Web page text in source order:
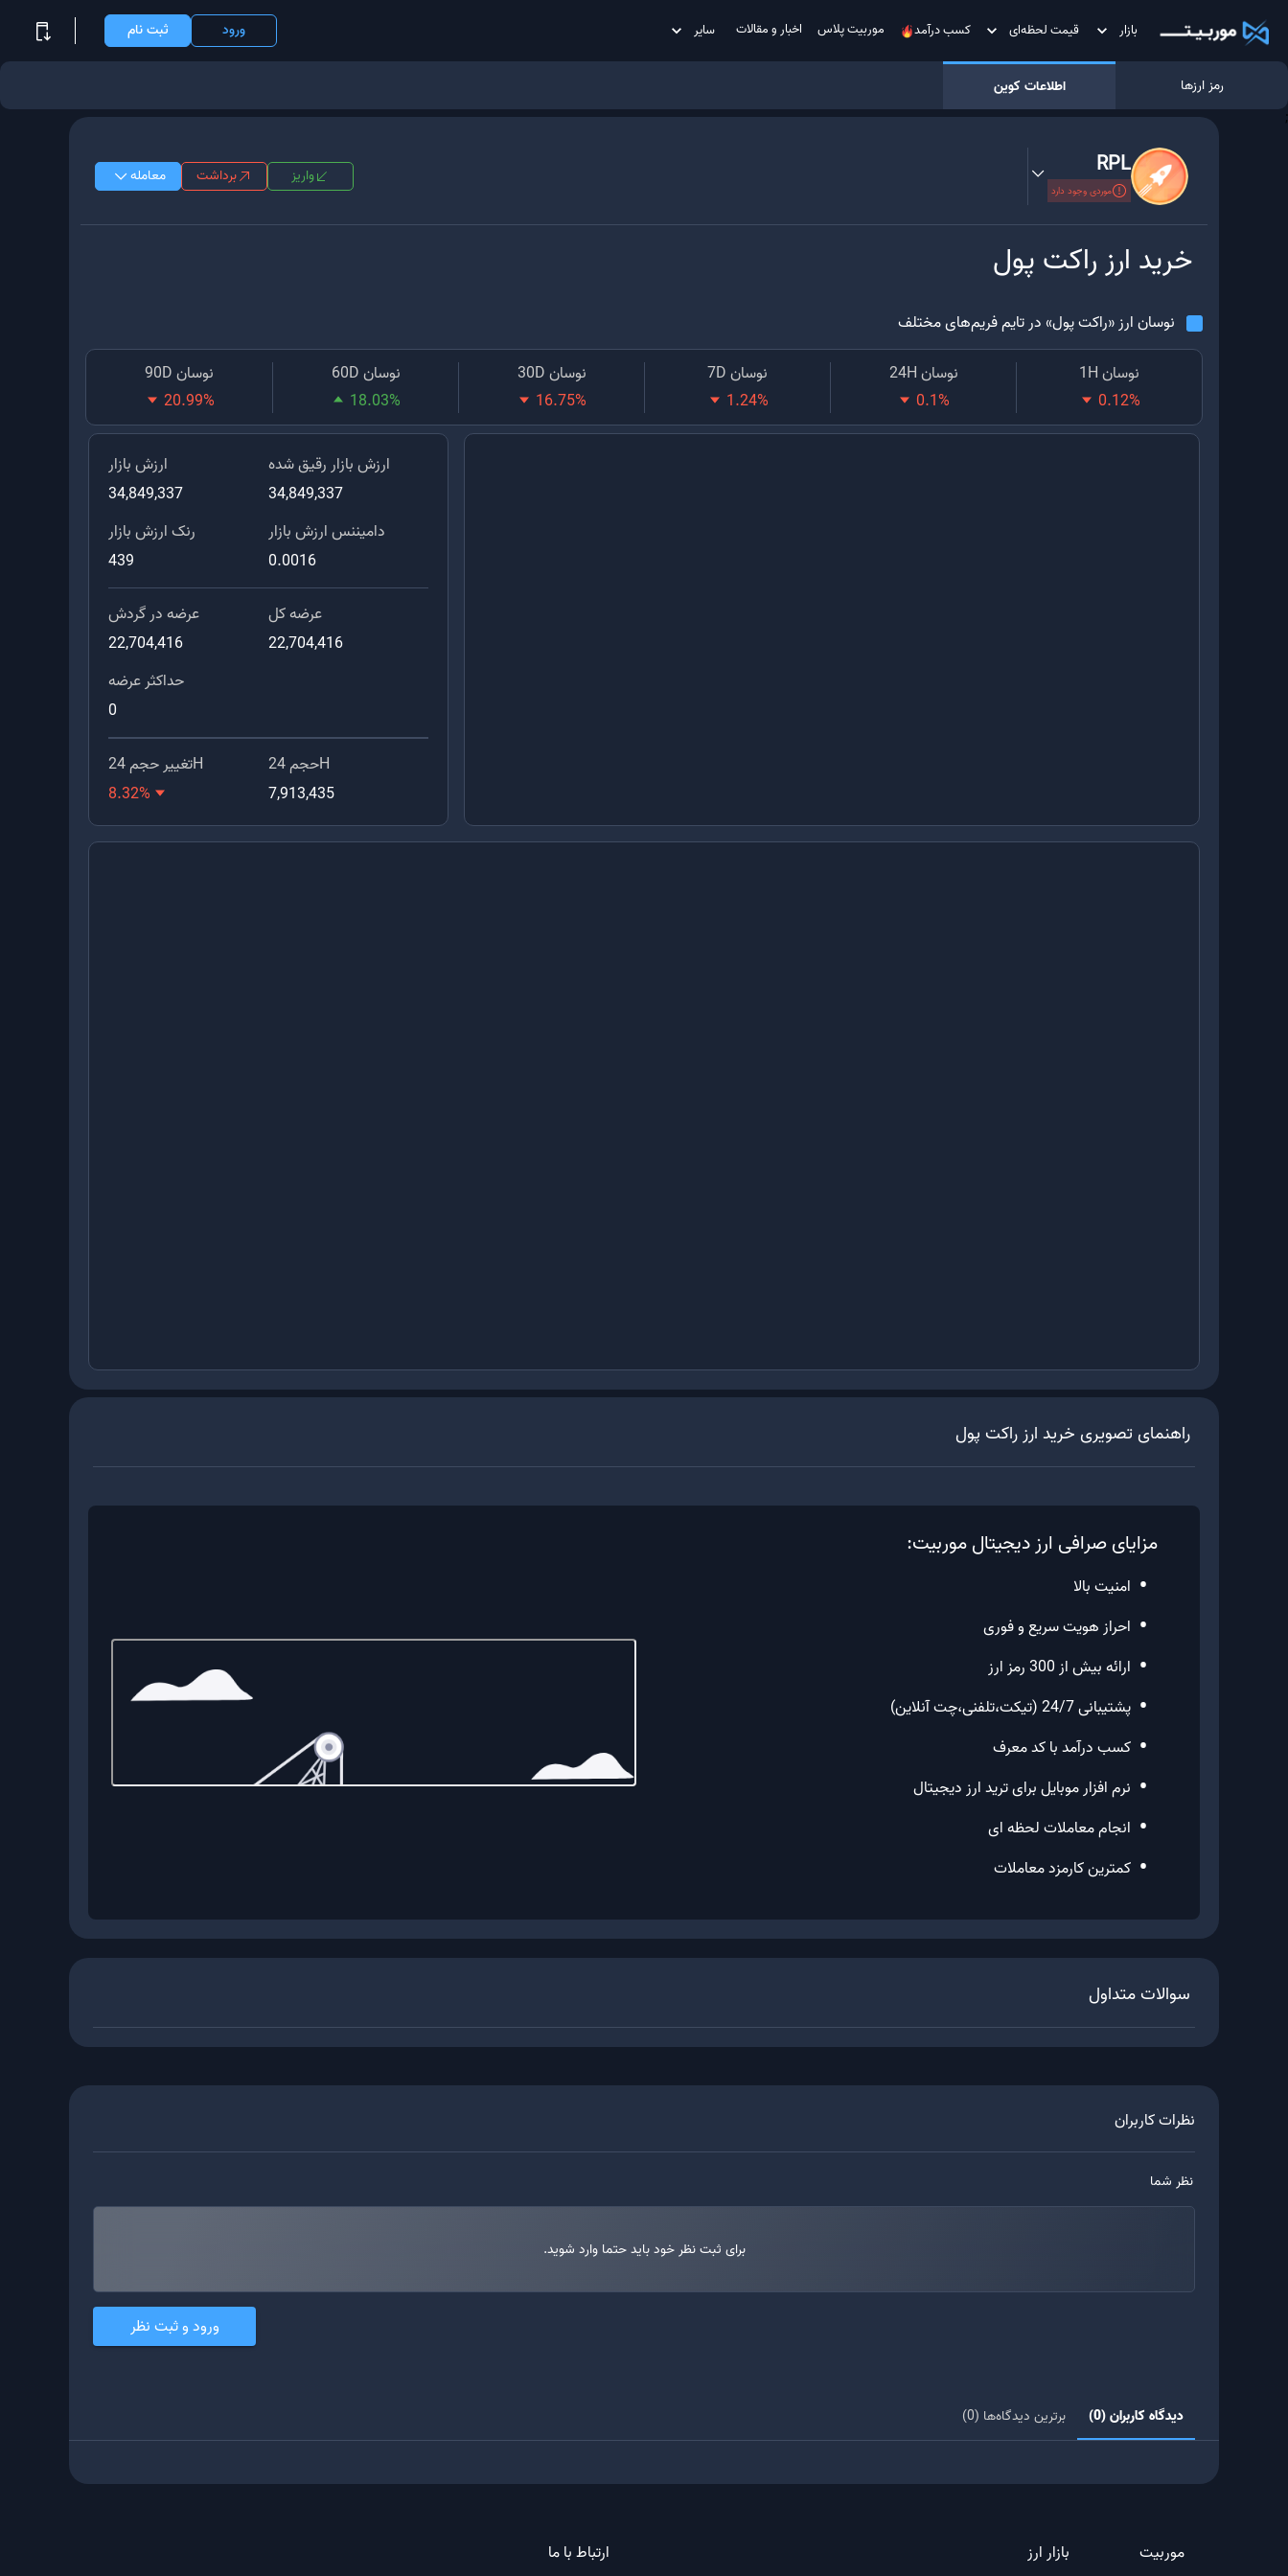
بازار قیمت لحظه‌ای کسب درآمد موربیت پلاس اخبار و مقالات سایر ورود ثبت نام
رمز ارزها
اطلاعات کوین
;
RPL
موردی وجود دارد
واریز برداشت معامله
خرید ارزراکت پول
نوسان ارز «راکت پول» در تایم فریم‌های مختلف
نوسان 1H
0.12%
نوسان 24H
0.1%
نوسان 7D
1.24%
نوسان 30D
16.75%
نوسان 60D
18.03%
نوسان 90D
20.99%
ارزش بازار
34,849,337
ارزش بازار رقیق شده
34,849,337
رنک ارزش بازار
439
دامیننس ارزش بازار
0.0016
عرضه در گردش
22,704,416
عرضه کل
22,704,416
حداکثر عرضه
0
تغییر حجم 24H
8.32%
حجم 24H
7,913,435
راهنمای تصویری خرید ارزراکت پول
مزایای صرافی ارز دیجیتال موربیت:
• امنیت بالا
• احراز هویت سریع و فوری
• ارائه بیش از 300 رمز ارز
• پشتیبانی 24/7 (تیکت،تلفنی،چت آنلاین)
• کسب درآمد با کد معرف
• نرم افزار موبایل برای ترید ارز دیجیتال
• انجام معاملات لحظه ای
• کمترین کارمزد معاملات
سوالات متداول
نظرات کاربران
نظر شما
برای ثبت نظر خود باید حتما وارد شوید.
ورود و ثبت نظر
دیدگاه کاربران (0) برترین دیدگاه‌ها (0)
موربیت بازار ارز ارتباط با ما